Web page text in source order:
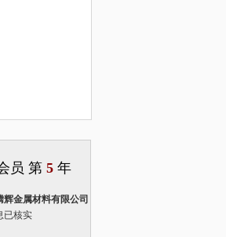
员 第 5 年
辉金属材料有限公司
已核实